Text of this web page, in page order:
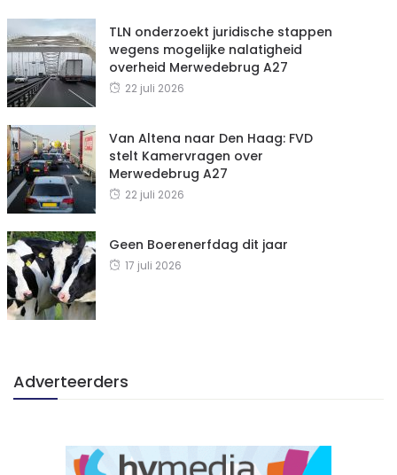
TLN onderzoekt juridische stappen
wegens mogelijke nalatigheid
overheid Merwedebrug A27
22 juli 2026
Van Altena naar Den Haag: FVD
stelt Kamervragen over
Merwedebrug A27
22 juli 2026
Geen Boerenerfdag dit jaar
17 juli 2026
Adverteerders